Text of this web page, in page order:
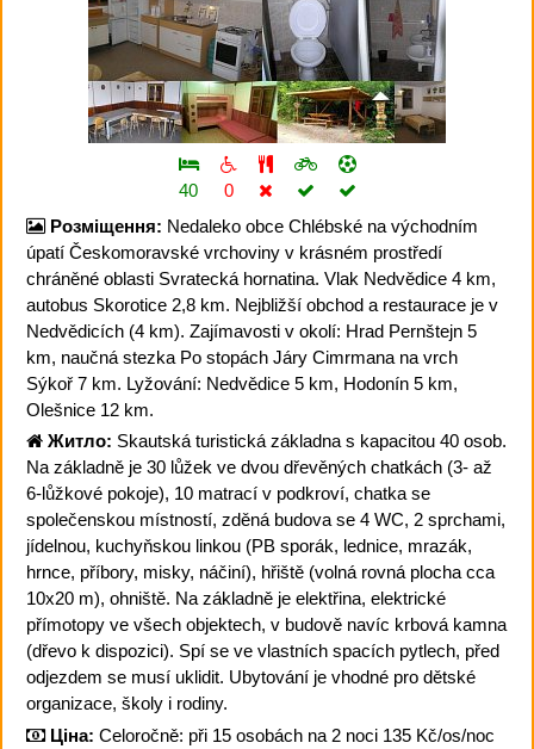
40
0
Розміщення: Nedaleko obce Chlébské na východním
úpatí Českomoravské vrchoviny v krásném prostředí
chráněné oblasti Svratecká hornatina. Vlak Nedvědice 4 km,
autobus Skorotice 2,8 km. Nejbližší obchod a restaurace je v
Nedvědicích (4 km). Zajímavosti v okolí: Hrad Pernštejn 5
km, naučná stezka Po stopách Járy Cimrmana na vrch
Sýkoř 7 km. Lyžování: Nedvědice 5 km, Hodonín 5 km,
Olešnice 12 km.
Житло: Skautská turistická základna s kapacitou 40 osob.
Na základně je 30 lůžek ve dvou dřevěných chatkách (3- až
6-lůžkové pokoje), 10 matrací v podkroví, chatka se
společenskou místností, zděná budova se 4 WC, 2 sprchami,
jídelnou, kuchyňskou linkou (PB sporák, lednice, mrazák,
hrnce, příbory, misky, náčiní), hřiště (volná rovná plocha cca
10x20 m), ohniště. Na základně je elektřina, elektrické
přímotopy ve všech objektech, v budově navíc krbová kamna
(dřevo k dispozici). Spí se ve vlastních spacích pytlech, před
odjezdem se musí uklidit. Ubytování je vhodné pro dětské
organizace, školy i rodiny.
Ціна: Celoročně: při 15 osobách na 2 noci 135 Kč/os/noc